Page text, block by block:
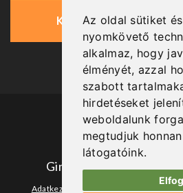
Az oldal sütiket
nyomkövető
alkalmaz, hogy
élményét, azzal
szabott
hirdetéseket
weboldalunk
megtudjuk
látogatóink.
Küldés
Közösségi média:
Ginger and Lime
Adatkezelési tájékoztató